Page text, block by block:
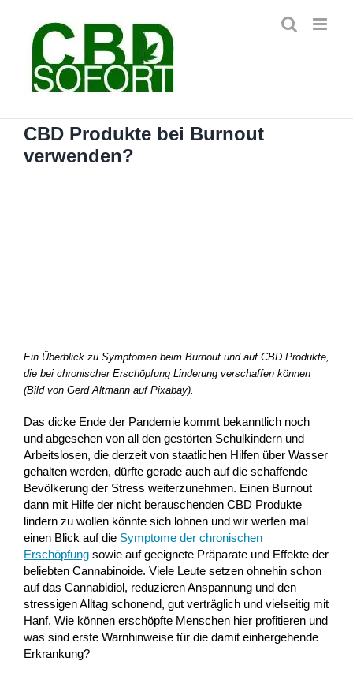
springen
CBD Produkte bei Burnout
verwenden?
Ein Überblick zu Symptomen beim Burnout und auf CBD Produkte,
die bei chronischer Erschöpfung Linderung verschaffen können
(Bild von Gerd Altmann auf Pixabay).
Das dicke Ende der Pandemie kommt bekanntlich noch
und abgesehen von all den gestörten Schulkindern und
Arbeitslosen, die derzeit von staatlichen Hilfen über Wasser
gehalten werden, dürfte gerade auch auf die schaffende
Bevölkerung der Stress weiterzunehmen. Einen Burnout
dann mit Hilfe der nicht berauschenden CBD Produkte
lindern zu wollen könnte sich lohnen und wir werfen mal
einen Blick auf die Symptome der chronischen
Erschöpfung sowie auf geeignete Präparate und Effekte der
beliebten Cannabinoide. Viele Leute setzen ohnehin schon
auf das Cannabidiol, reduzieren Anspannung und den
stressigen Alltag schonend, gut verträglich und vielseitig mit
Hanf. Wie können erschöpfte Menschen hier profitieren und
was sind erste Warnhinweise für die damit einhergehende
Erkrankung?